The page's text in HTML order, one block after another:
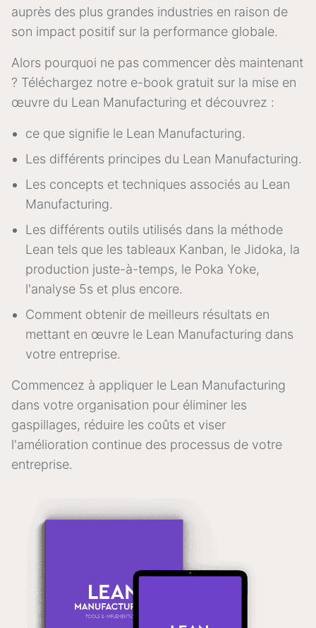
auprès des plus grandes industries en raison de
son impact positif sur la performance globale.
Alors pourquoi ne pas commencer dès maintenant
? Téléchargez notre e-book gratuit sur la mise en
œuvre du Lean Manufacturing et découvrez :
ce que signifie le Lean Manufacturing.
Les différents principes du Lean Manufacturing.
Les concepts et techniques associés au Lean
Manufacturing.
Les différents outils utilisés dans la méthode
Lean tels que les tableaux Kanban, le Jidoka, la
production juste-à-temps, le Poka Yoke,
l'analyse 5s et plus encore.
Comment obtenir de meilleurs résultats en
mettant en œuvre le Lean Manufacturing dans
votre entreprise.
Commencez à appliquer le Lean Manufacturing
dans votre organisation pour éliminer les
gaspillages, réduire les coûts et viser
l'amélioration continue des processus de votre
entreprise.